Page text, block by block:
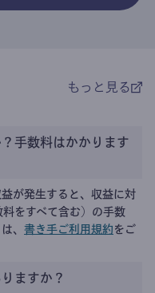
もっと見る
手数料はかかります
が発生すると、収益に対
料をすべて含む）の手数
、 書き手ご利用規約 をご
ますか？